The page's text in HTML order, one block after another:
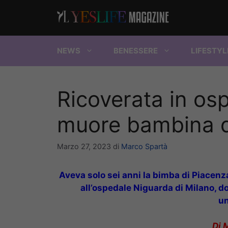
NEWS BENESSERE
Ricoverata in
muore bambina
Marzo 27, 2023 di Marco Spartà
Aveva solo sei anni la bimba di
all’ospedale Niguarda di Milano,